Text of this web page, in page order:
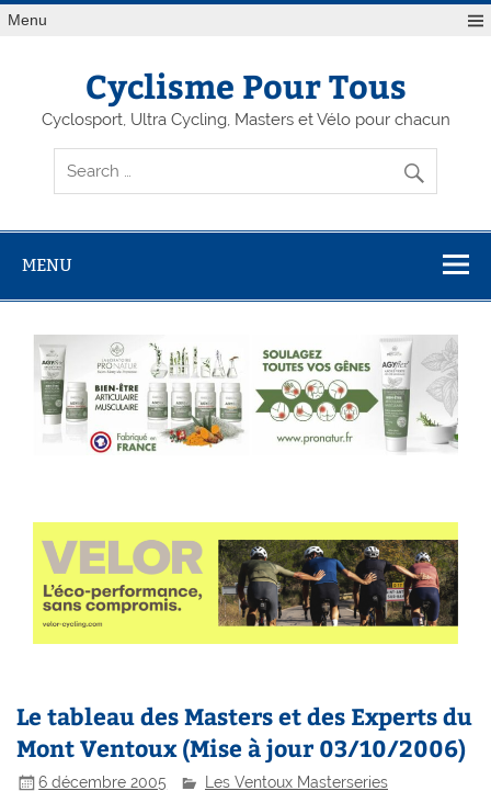
Menu
Cyclisme Pour Tous
Cyclosport, Ultra Cycling, Masters et Vélo pour chacun
MENU
Le tableau des Masters et des Experts du
Mont Ventoux (Mise à jour 03/10/2006)
6 décembre 2005 Les Ventoux Masterseries